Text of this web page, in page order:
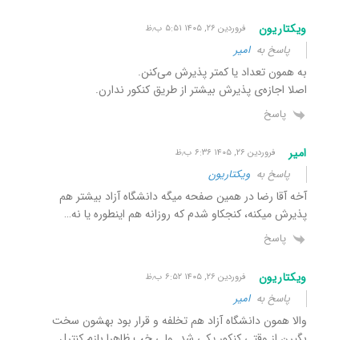
ویکتاریون فروردین ۲۶, ۱۴۰۵ ۵:۵۱ ب٫ظ
پاسخ بهامیر
به همون تعداد یا کمتر پذیرش می‌کنن.
اصلا اجازه‌ی پذیرش بیشتر از طریق کنکور ندارن.
پاسخ
امیر فروردین ۲۶, ۱۴۰۵ ۶:۳۶ ب٫ظ
پاسخ به ویکتاریون
آخه آقا رضا در همین صفحه میگه دانشگاه آزاد بیشتر هم
پذیرش میکنه، کنجکاو شدم که روزانه هم اینطوره یا نه…
پاسخ
ویکتاریون فروردین ۲۶, ۱۴۰۵ ۶:۵۲ ب٫ظ
پاسخ بهامیر
والا همون دانشگاه آزاد هم تخلفه و قرار بود بهشون سخت